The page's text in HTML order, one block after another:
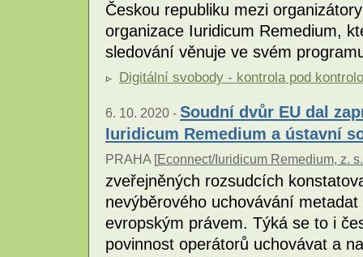
Českou republiku mezi
organizace Iuridicum Remedium,
sledování věnuje ve svém
Digitální svobody - kontrola pod
6. 10. 2020 - Soudní dvůr EU dal
Iuridicum Remedium a ústavní
PRAHA [Econnect/Iuridicum Remedium, z. s.
zveřejněných rozsudcích
nevýběrového uchovávání
evropským právem. Týká se to i
povinnost operátorů uchovávat a